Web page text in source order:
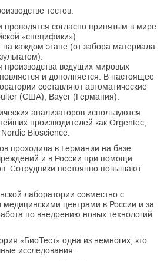
тестов.
проводятся согласно принятым в мире
«специфики»).
на каждом этапе (от забора материала
производства ведущих мировых
и дополняется. В настоящее
составляют автоматические
(США), Bayer (Германия).
анализаторов используются
производителей как Orgentec,
Bioscience.
проходила в Германии на базе
и в России при помощи
Сотрудники постоянно повышают
лаборатории совместно с
центрами в России и за
по внедрению новых технологий
«БиоТест» одна из немногих, кто
исследования.